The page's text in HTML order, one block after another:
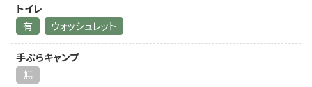
トイレ
有
ウォッシュレット
手ぶらキャンプ
無